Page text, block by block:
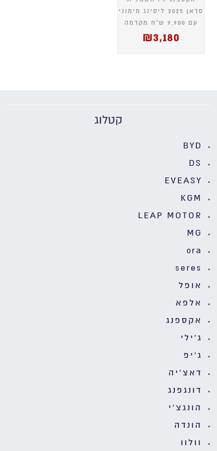
סדאן 2025 ליסינג מימוני
עם 9,900 ש"ח מקדמה
₪3,180
קטלוג
BYD
DS
EVEASY
KGM
LEAP MOTOR
MG
ora
seres
אופל
אלפא
אקספנג
ג'ילי
ג'יפ
דאצ'יה
דונגפנג
הונגצ'י
הונדה
וולוו